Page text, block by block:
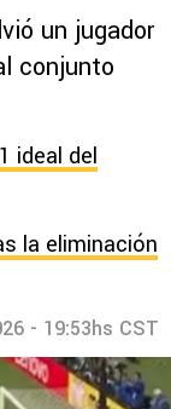
un jugador
conjunto
ideal del
la eliminación
- 19:53hs CST